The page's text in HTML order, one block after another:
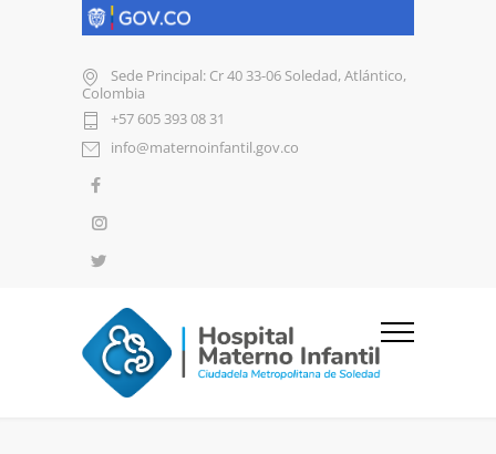
Sede Principal: Cr 40 33-06 Soledad, Atlántico,
Colombia
+57 605 393 08 31
info@maternoinfantil.gov.co